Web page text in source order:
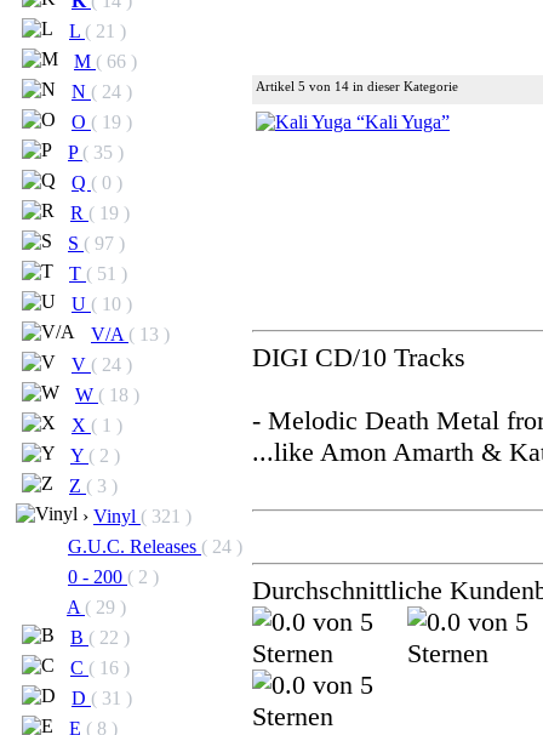
L ( 21 )
M ( 66 )
N ( 24 )
O ( 19 )
P ( 35 )
Q ( 0 )
R ( 19 )
S ( 97 )
T ( 51 )
U ( 10 )
V/A ( 13 )
V ( 24 )
W ( 18 )
X ( 1 )
Y ( 2 )
Z ( 3 )
› Vinyl ( 321 )
G.U.C. Releases ( 24 )
0 - 200 ( 2 )
A ( 29 )
B ( 22 )
C ( 16 )
D ( 31 )
E ( 8 )
Artikel 5 von 14 in dieser Kategorie
DIGI CD/10 Tracks
- Melodic Death Metal
...like Amon Amarth &
Durchschnittliche